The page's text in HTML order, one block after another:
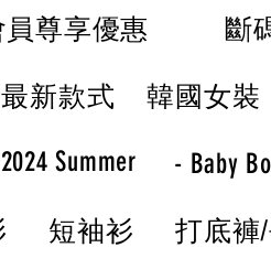
員尊享優惠 斷
最新款式 韓國女裝
2024 Summer - Baby
短袖衫 打底褲